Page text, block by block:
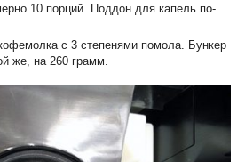
10 порций. Поддон для капель по-
с 3 степенями помола. Бункер
же, на 260 грамм.